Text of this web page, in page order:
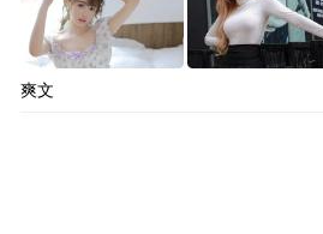
爽文